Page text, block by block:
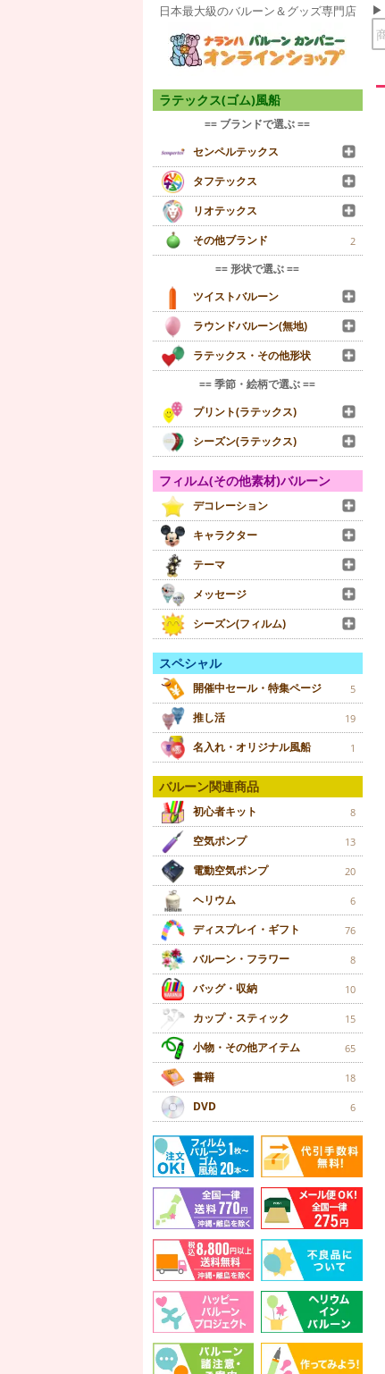
日本最大級のバルーン＆グッズ専門店
ラテックス(ゴム)風船
== ブランドで選ぶ ==
センペルテックス
タフテックス
リオテックス
その他ブランド
2
== 形状で選ぶ ==
ツイストバルーン
ラウンドバルーン(無地)
ラテックス・その他形状
== 季節・絵柄で選ぶ ==
プリント(ラテックス)
シーズン(ラテックス)
フィルム(その他素材)バルーン
デコレーション
キャラクター
テーマ
メッセージ
シーズン(フィルム)
スペシャル
開催中セール・特集ページ 5
推し活 19
名入れ・オリジナル風船 1
バルーン関連商品
初心者キット 8
空気ポンプ 13
電動空気ポンプ 20
ヘリウム 6
ディスプレイ・ギフト 76
バルーン・フラワー 8
バッグ・収納 10
カップ・スティック 15
小物・その他アイテム 65
書籍 18
DVD 6